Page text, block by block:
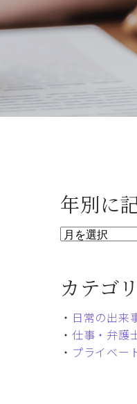
年別に
カテゴ
・ 日常の出来
・ 仕事・弁護
・ プライベー